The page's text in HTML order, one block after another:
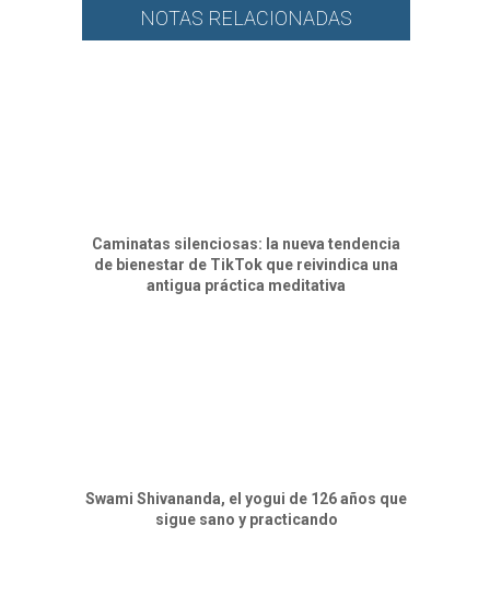
NOTAS RELACIONADAS
Caminatas silenciosas: la nueva tendencia
de bienestar de TikTok que reivindica una
antigua práctica meditativa
Swami Shivananda, el yogui de 126 años que
sigue sano y practicando